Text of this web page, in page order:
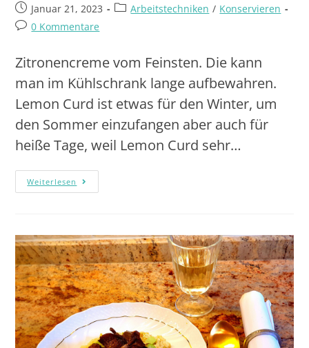
Januar 21, 2023 Arbeitstechniken / Konservieren
0 Kommentare
Zitronencreme vom Feinsten. Die kann
man im Kühlschrank lange aufbewahren.
Lemon Curd ist etwas für den Winter, um
den Sommer einzufangen aber auch für
heiße Tage, weil Lemon Curd sehr…
Weiterlesen